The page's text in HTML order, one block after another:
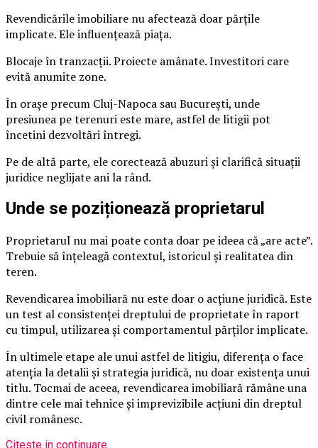
Revendicările imobiliare nu afectează doar părțile
implicate. Ele influențează piața.
Blocaje în tranzacții. Proiecte amânate. Investitori care
evită anumite zone.
În orașe precum Cluj-Napoca sau București, unde
presiunea pe terenuri este mare, astfel de litigii pot
încetini dezvoltări întregi.
Pe de altă parte, ele corectează abuzuri și clarifică situații
juridice neglijate ani la rând.
Unde se poziționează proprietarul
Proprietarul nu mai poate conta doar pe ideea că „are acte”.
Trebuie să înțeleagă contextul, istoricul și realitatea din
teren.
Revendicarea imobiliară nu este doar o acțiune juridică. Este
un test al consistenței dreptului de proprietate în raport
cu timpul, utilizarea și comportamentul părților implicate.
În ultimele etape ale unui astfel de litigiu, diferența o face
atenția la detalii și strategia juridică, nu doar existența unui
titlu. Tocmai de aceea, revendicarea imobiliară rămâne una
dintre cele mai tehnice și imprevizibile acțiuni din dreptul
civil românesc.
Citeste in continuare